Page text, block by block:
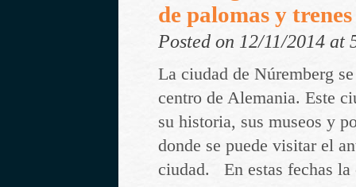
de palomas y trenes
Posted on 12/11/2014 at
La ciudad de Núremberg
centro de Alemania. Este
su historia, sus museos y
donde se puede visitar el
ciudad. En estas fechas la